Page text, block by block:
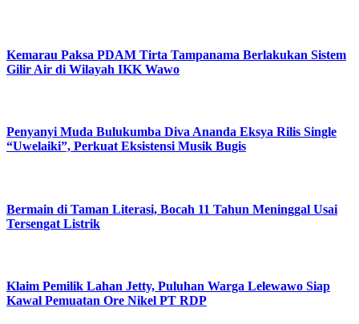
Kemarau Paksa PDAM Tirta Tampanama Berlakukan Sistem
Gilir Air di Wilayah IKK Wawo
Penyanyi Muda Bulukumba Diva Ananda Eksya Rilis Single
“Uwelaiki”, Perkuat Eksistensi Musik Bugis
Bermain di Taman Literasi, Bocah 11 Tahun Meninggal Usai
Tersengat Listrik
Klaim Pemilik Lahan Jetty, Puluhan Warga Lelewawo Siap
Kawal Pemuatan Ore Nikel PT RDP